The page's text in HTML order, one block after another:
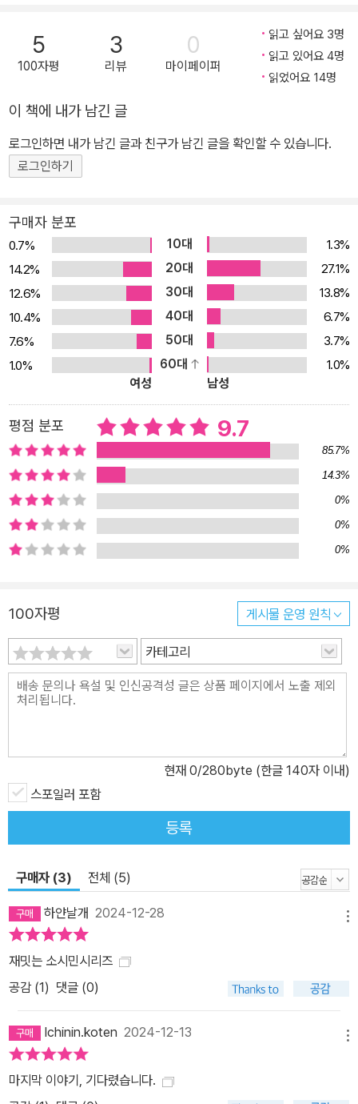
그 인기와 작품성을 확실하게 증명했다. 2024년 여름 ‘소시민’ 시리
즈는 ‘고전부’ 시리즈에 이어 애니메이션으로 제작 및 방영되었으며,
현재 국내에서도 OTT 서비스를 통해 감상할 수 있다. 애니메이션
될 것을 예고하였는데, 두 번째 시즌에서는 원작 소설 시리즈의 후반
부에 속하는 『가을철 한정 구리킨톤 사건』과 이번에 출간된 신간 『겨
울철 한정 봉봉 쇼콜라 사건』의 이야기를 생생하고도 색다르게 보여
겨울날, 나란히 하교하는 두 사람을 향해 수수께끼의 차량이 달려든
다. 그 사고로 의식을 잃었다가 간신히 깨어난 고바토는 머리맡에 남
겨진 메시지 카드를 발견한다. “용서하지 않을 거야.” 아무래도 오사
나이는 직접 뺑소니 사고의 범인을 찾아 나선 것 같은데……. 그런데
이 사건, 삼 년 전 고바토가 해결하려 했던 친구의 뺑소니 사고와 너무
나 닮았다. 과거의 사건과 현재의 사건이 서로 닮은 건 그저 우연의 일
치일까? 그리고 고바토는 어째서 매일 밤 찾아오는 오사나이를 만날
는 길에 갑작스런 뺑소니 사고를 당한 고바토는 큰 부상을 입고, 가까
스로 정신이 돌아온 뒤에는 당분간 침대에서 꼼짝도 할 수 없으며, 당
연히 전작 『가을철 한정 구리킨톤 사건』에서 4월부터 준비하고 있었
던 대학 입시까지 포기해야만 한다는 사실에 직면한다. 병원 침대 위
에서 조금 뒤척이는 것도 고통스러운 상황에서, 고바토는 자신이 사
고를 당한 장소에서 아주 비슷한 뺑소니 사고가 삼 년 전에도 있었다
자와 호노부는 『요네자와 호노부와 고전부』(김선영 옮김, 엘릭시르
펴냄, 2021)에서 이미 시리즈의 두 번째 장편 『여름철 한정 트로피컬
파르페 사건』을 쓸 때부터 『겨울철 한정 봉봉 쇼콜라 사건』에서“조지
핀 테이 『시간의 딸』과 같은 모티프를 사용할 생각”이라고 밝힌 바 있
다. 즉, 이번 작품에서 고바토는 ‘침대 탐정’이 되어 꼼짝없이 누운 채
나이가 병실 바깥에서 부지런히 움직이며 메시지 카드를 통해 고바토
와 함께 사건을 조사한다. 고바토의 과거 회상과 현재의 병원 생활이
교차하는 과정에서, 과거의 수수께끼는 서서히 현재의 수수께끼에 다
다른다. 과연 고바토가 당한 사고는 그저 불운에 따른 우연이었을까?
터리 시리즈인 ‘소시민’ 시리즈에 대하여, 작가는 “일상의 수수께끼를
그리는 ‘고전부’ 시리즈와 달리 이쪽(‘소시민’ 시리즈)은 벌어지는 사
건의 죄가 점점 무거워지는 게 숨은 테마”라고 설명하기도 했다. 실제
스터리는 어떻게 풀어낼까? 궁금증을 가득 품은 채 책장을 넘기다보
의 진실’로부터 감탄을 금치 못하게 될 것이다. ‘호혜 관계’를 넘어서,
온당하고 타당한 관계로 청소년 탐정 콤비를 내세운 만큼 고바토와
오사나이, 두 사람의 성장과 변화는 ‘소시민’ 시리즈에서 언급하지 않
5
100자평
3
리뷰
0
마이페이퍼
읽고 싶어요 3명
읽고 있어요 4명
읽었어요 14명
이 책에 내가 남긴 글
로그인하면 내가 남긴 글과 친구가 남긴 글을 확인할 수 있습니다.
로그인하기
구매자 분포
0.7% 10대
1.3%
14.2%
20대
27.1%
12.6%
30대
13.8%
10.4%
40대
6.7%
7.6%
50대
3.7%
1.0%
60대
1.0%
여성
남성
평점 분포 9.7
85.7%
14.3%
0%
0%
0%
100자평 게시물 운영 원칙
카테고리
현재 0/280byte (한글 140자 이내)
스포일러 포함
등록
구매자 (3) 전체 (5)
하얀날개 2024-12-28
재밋는 소시민시리즈
공감 (1) 댓글 (0)
Ichinin.koten 2024-12-13
마지막 이야기, 기다렸습니다.